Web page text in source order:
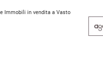
Immobili in vendita a Vasto